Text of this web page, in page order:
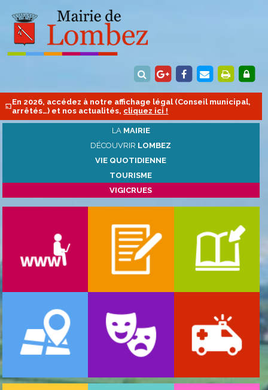
En 2026, accédez à notre affichage légal (Conseil municipal,
arrêtés…) et nos actualités, cliquez ici !
LA MAIRIE
DÉCOUVRIR LOMBEZ
VIE QUOTIDIENNE
TOURISME
VIGICRUES